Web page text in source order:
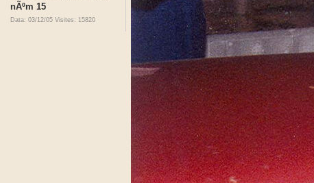
nÃºm 15
Data: 03/12/05 Visites: 15820